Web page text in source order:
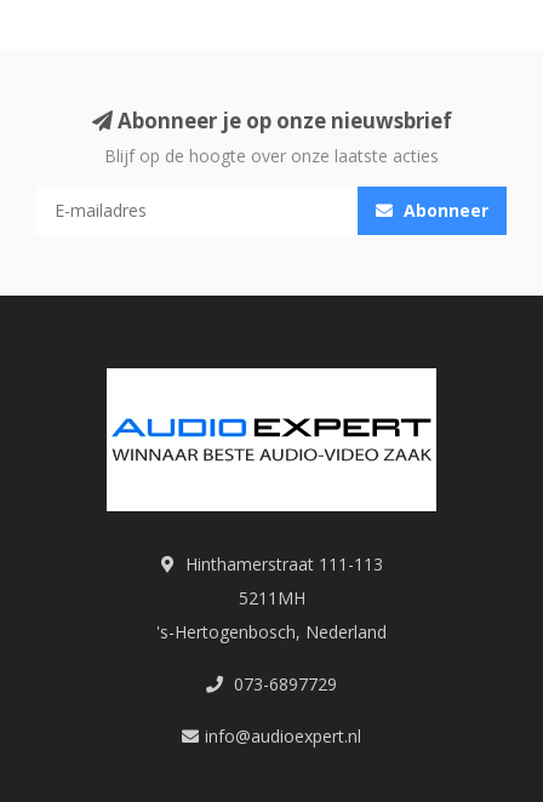
Abonneer je op onze nieuwsbrief
Blijf op de hoogte over onze laatste acties
Abonneer
Hinthamerstraat 111-113
5211MH
's-Hertogenbosch, Nederland
073-6897729
info@audioexpert.nl